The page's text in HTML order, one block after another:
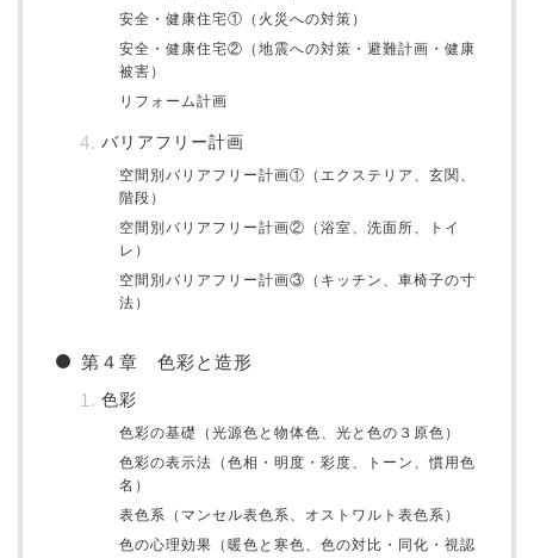
安全・健康住宅①（火災への対策）
安全・健康住宅②（地震への対策・避難計画・健康
被害）
リフォーム計画
バリアフリー計画
空間別バリアフリー計画①（エクステリア、玄関、
階段）
空間別バリアフリー計画②（浴室、洗面所、トイ
レ）
空間別バリアフリー計画③（キッチン、車椅子の寸
法）
第４章 色彩と造形
色彩
色彩の基礎（光源色と物体色、光と色の３原色）
色彩の表示法（色相・明度・彩度、トーン、慣用色
名）
表色系（マンセル表色系、オストワルト表色系）
色の心理効果（暖色と寒色、色の対比・同化・視認